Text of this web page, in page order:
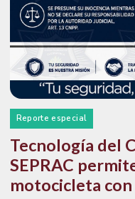
Reporte especial
Tecnología del
SEPRAC
motocicleta